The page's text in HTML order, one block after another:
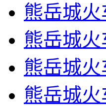
熊岳城火
熊岳城
熊岳城
熊岳城